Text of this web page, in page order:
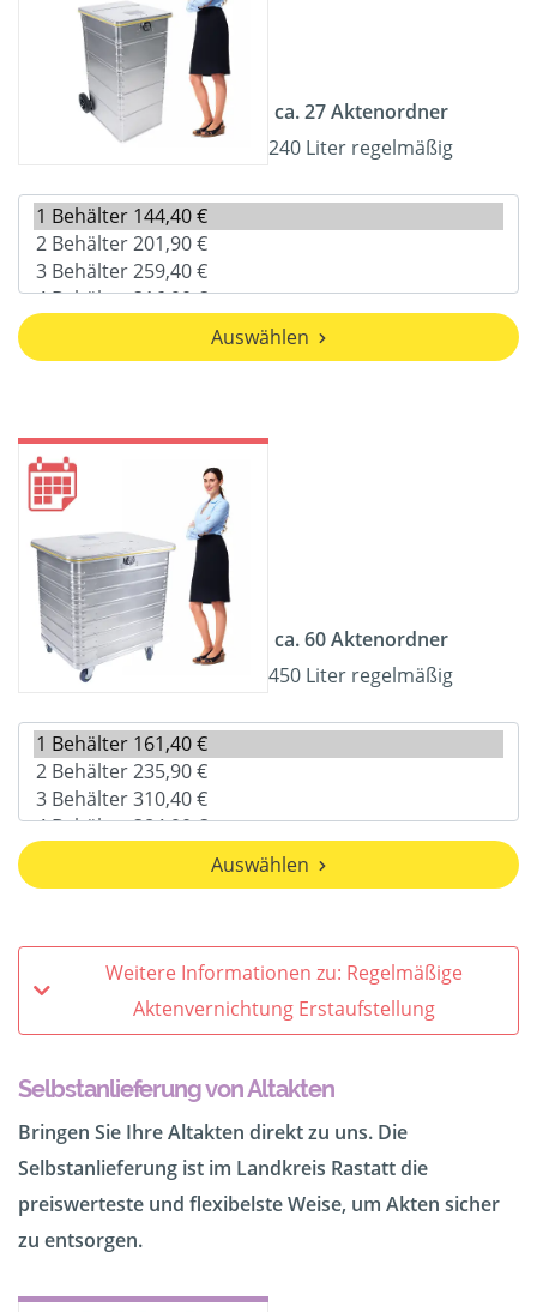
ca. 27 Aktenordner
240 Liter regelmäßig
Auswählen
ca. 60 Aktenordner
450 Liter regelmäßig
Auswählen
Weitere Informationen zu: Regelmäßige
Aktenvernichtung Erstaufstellung
Selbstanlieferung von Altakten
Bringen Sie Ihre Altakten direkt zu uns. Die
Selbstanlieferung ist im Landkreis Rastatt die
preiswerteste und flexibelste Weise, um Akten sicher
zu entsorgen.